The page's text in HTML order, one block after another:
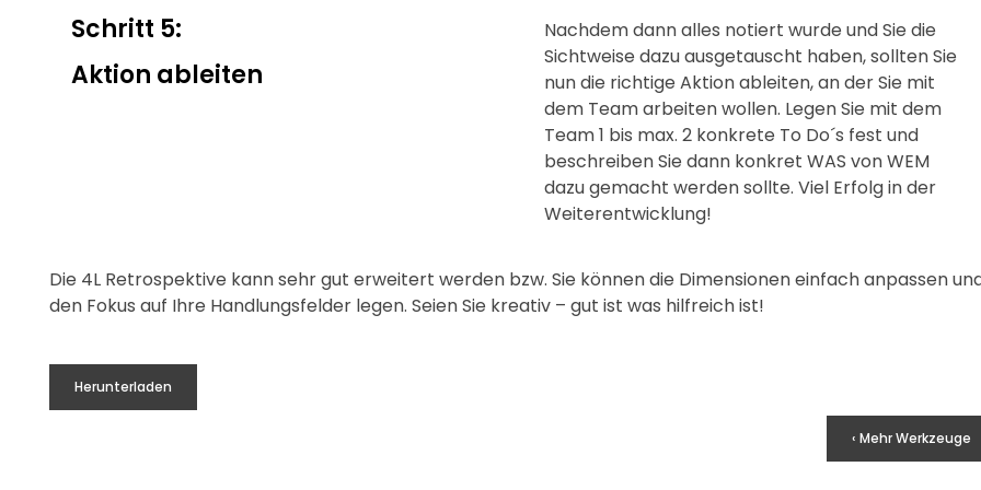
Schritt 5:
Aktion ableiten
Nachdem dann alles notiert wurde und Sie die
Sichtweise dazu ausgetauscht haben, sollten Sie
nun die richtige Aktion ableiten, an der Sie mit
dem Team arbeiten wollen. Legen Sie mit dem
Team 1 bis max. 2 konkrete To Do´s fest und
beschreiben Sie dann konkret WAS von WEM
dazu gemacht werden sollte. Viel Erfolg in der
Weiterentwicklung!
Die 4L Retrospektive kann sehr gut erweitert werden bzw. Sie können die Dimensionen einfach anpassen
den Fokus auf Ihre Handlungsfelder legen. Seien Sie kreativ – gut ist was hilfreich ist!
Herunterladen
‹ Mehr Werkzeuge
DER MENSCH ARBEITET IMMER
❞
WEIL ICH VIEL GELD
HABE VIEL GELD, WEIL
LÖHNE